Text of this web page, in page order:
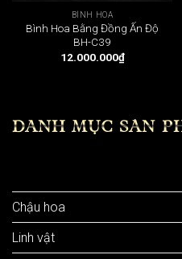
BÌNH HOA
Bình Hoa Bằng Đồng Ấn Độ
BH-C39
12.000.000₫
DANH MỤC SẢN
Chậu hoa
Linh vật